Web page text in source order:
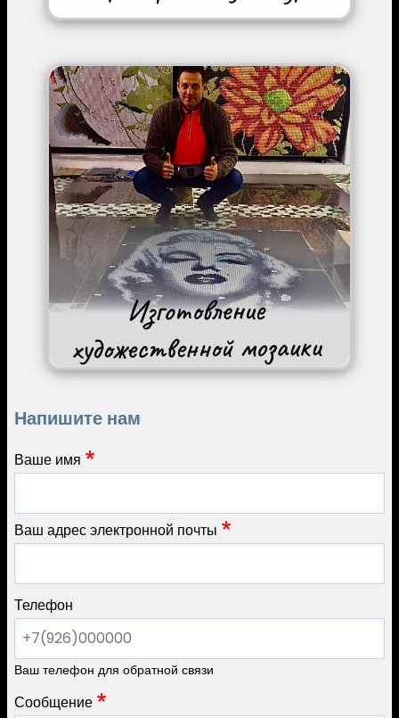
Image
Напишите нам
Ваше имя
Ваш адрес электронной почты
Телефон
Ваш телефон для обратной связи
Сообщение